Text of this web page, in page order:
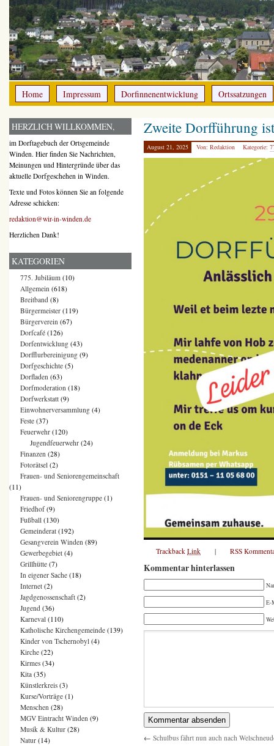
Home Impressum Dorfinnenentwicklung Ortssatzungen
Zweite Dorfführung
August 21, 2025 Von: Redaktion Kategorie:
Trackback Link | RSS
Kommentar hinterlassen
E-
← Schulbus fährt nun auch nach
HERZLICH WILLKOMMEN,
im Dorftagebuch der Ortsgemeinde
Winden. Hier finden Sie Nachrichten,
Meinungen und Hintergründe über das
aktuelle Dorfgeschehen in Winden.
Texte und Fotos können Sie an folgende
Adresse schicken:
redaktion@wir-in-winden.de
Herzlichen Dank!
KATEGORIEN
775. Jubiläum (10)
Allgemein (618)
Breitband (8)
Bürgermeister (119)
Bürgerverein (67)
Dorfcafé (126)
Dorfentwicklung (43)
Dorfflurbereinigung (9)
Dorfgeschichte (5)
Dorfladen (63)
Dorfmoderation (18)
Dorfwerkstatt (9)
Einwohnerversammlung (4)
Feste (37)
Feuerwehr (120)
Jugendfeuerwehr (24)
Finanzen (28)
Fotorätsel (2)
Frauen- und Seniorengemeinschaft
(11)
Frauen- und Seniorengruppe (1)
Friedhof(9)
Fußball (130)
Gemeinderat (192)
Gesangverein Winden (89)
Gewerbegebiet (4)
Grillhütte (7)
In eigener Sache (18)
Internet (2)
Jagdgenossenschaft (2)
Jugend (36)
Karneval (110)
Katholische Kirchengemeinde (139)
Kinder von Tschernobyl (4)
Kirche (22)
Kirmes (34)
Kita (35)
Künstlerkreis (3)
Kurse/Vorträge (1)
Menschen (28)
MGV Eintracht Winden (9)
Musik & Kultur (28)
Natur (14)